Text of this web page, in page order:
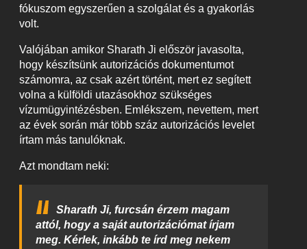
fókuszom egyszerűen a szolgálat és a gyakorlás
volt.
Valójában amikor Sharath Ji először javasolta,
hogy készítsünk autorizációs dokumentumot
számomra, az csak azért történt, mert ez segített
volna a külföldi utazásokhoz szükséges
vízumügyintézésben. Emlékszem, nevettem, mert
az évek során már több száz autorizációs levelet
írtam más tanulóknak.
Azt mondtam neki:
Sharath Ji, furcsán érzem magam
attól, hogy a saját autorizációmat írjam
meg. Kérlek, inkább te írd meg nekem